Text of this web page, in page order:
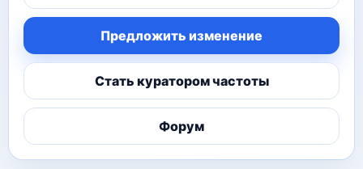
Предложить изменение
Стать куратором частоты
Форум